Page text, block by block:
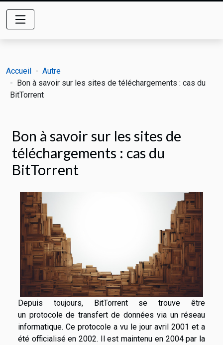
Accueil
Autre
Bon à savoir sur les sites de téléchargements : cas du
BitTorrent
Bon à savoir sur les sites de
téléchargements : cas du
BitTorrent
Depuis toujours, BitTorrent se trouve être
un protocole de transfert de données via un réseau
informatique. Ce protocole a vu le jour avril 2001 et a
été officialisé en 2002. Il est maintenu en 2004 par la